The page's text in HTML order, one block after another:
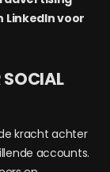
LinkedIn voor
SOCIAL
kracht achter
accounts.